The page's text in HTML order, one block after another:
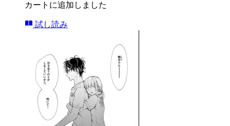
カートに追加しました
試し読み